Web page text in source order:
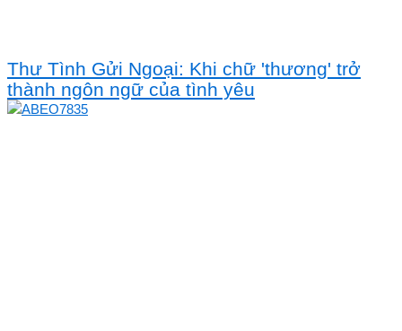
Thư Tình Gửi Ngoại: Khi chữ 'thương' trở
thành ngôn ngữ của tình yêu